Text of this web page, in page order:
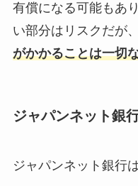
有償になる可能もあ
い部分はリスクだが、
がかかることは一切
ジャパンネット銀
ジャパンネット銀行